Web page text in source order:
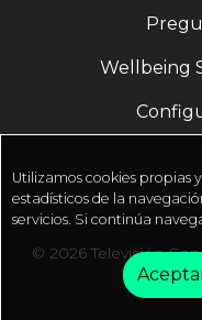
Wellbeing
© 2026 Televisión
por
Utilizamos cookies propias
estadísticos de la
servicios. Si continúa